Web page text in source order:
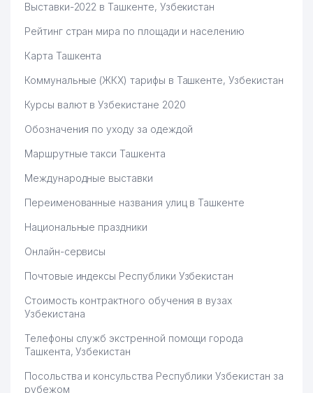
Выставки-2022 в Ташкенте, Узбекистан
Рейтинг стран мира по площади и населению
Карта Ташкента
Коммунальные (ЖКХ) тарифы в Ташкенте, Узбекистан
Курсы валют в Узбекистане 2020
Обозначения по уходу за одеждой
Маршрутные такси Ташкента
Международные выставки
Переименованные названия улиц в Ташкенте
Национальные праздники
Онлайн-сервисы
Почтовые индексы Республики Узбекистан
Стоимость контрактного обучения в вузах
Узбекистана
Телефоны служб экстренной помощи города
Ташкента, Узбекистан
Посольства и консульства Республики Узбекистан за
рубежом